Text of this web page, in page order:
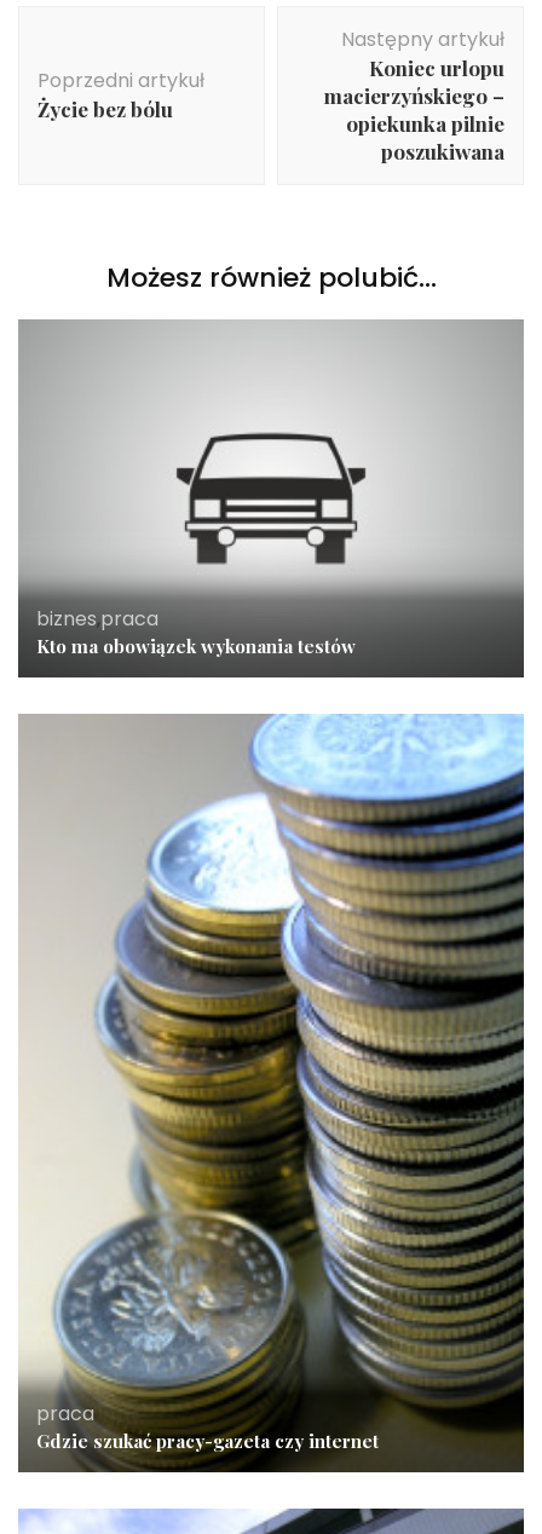
Poprzedni artykuł
Życie bez bólu
Następny artykuł
Koniec urlopu
macierzyńskiego –
opiekunka pilnie
poszukiwana
Możesz również polubić…
biznes,praca
Kto ma obowiązek wykonania testów
praca
Gdzie szukać pracy-gazeta czy internet